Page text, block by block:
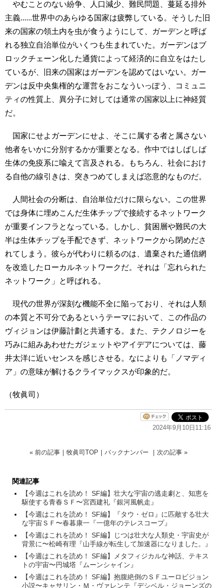
やむことのない紛争、人口減少、難民問題、蔓延る排外
主義......世界中のあらゆる国家は疲弊している。そうした旧
来の国家の領土内を虫が食うようにして、ガーデンと呼ば
れる独立自治単位がいくつも生まれていた。ガーデンはブ
ロックチェーン化した通貨によって経済的に自立をはたし
ているが、旧来の国家はガーデンを認めてはいない。ガー
デンは反中央集権的な運営をおこなういっぽう、コミュニ
ティの性質上、異分子に対しては通常の国家以上に神経質
だ。
国家にせよガーデンにせよ、そこに属する者と属さない
他者をいかに分別するかが重要となる。作中ではしばしば
生体の免疫系に喩えて言及される。もちろん、社会におけ
る自他の線引きは、突きつめてしまえば恣意的なものだ。
人間社会の分断は、自治単位だけに限らない。この世界
では身体に埋めこんだ生体チップで接続するネットワーク
が重要インフラとなっている。しかし、貧困層や難民の大
半は生体チップを手配できず、ネットワークから閉めださ
れてしまう。彼らが代わりに頼るのは、遺棄された通信網
を改造したローカルネットワークだ。それは「忘れられた
ネットワーク」と呼ばれる。
現代の世界が深刻な機能不全に陥っており、それは人類
の本質と不可分であるというテーマにおいて、この作品の
ヴィジョンは伊藤計劃と共通する。また、テクノロジーを
巧みに組みあわせたガジェットやアイデアについては、藤
井太洋に近いセンスを感じさせる。なによりも「ノマディ
ア」の意味が解けるクライマックスが印象的だ。
（牧眞司）
2024年9月10日11:16
« 前の記事 ｜ 牧眞司TOP ｜ バックナンバー ｜ 次の記事 »
関連記事
【今週はこれを読め！ SF編】壮大な宇宙の逃走劇と、知恵を
駆使する青春ＳＦ〜宮西建礼『銀河風帆走』
【今週はこれを読め！ SF編】『タウ・ゼロ』に匹敵する壮大
な宇宙ＳＦ〜春暮康一『一億年のテレスコープ』
【今週はこれを読め！ SF編】じつは壮大な人類史・宇宙史が
背景に〜松崎有理『山手線が転生して加速器になりました。』
【今週はこれを読め！ SF編】メタフィジカルな神話、テキス
トの宇宙〜円城塔『ムーンシャイン』
【今週はこれを読め！ SF編】抱腹絶倒のＳＦユーロビジョン
小説〜キャサリン・Ｍ・ヴァレンテ『デシベル・ジョーンズの